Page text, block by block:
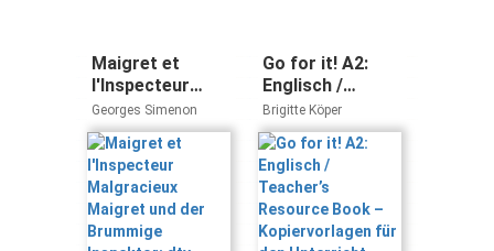
Maigret et
l'Inspecteur
Malgracieux
Maigret und der
Brummige
Inspektor: dtv
zweisprachig für
Könner –
Französisch
Georges Simenon
Go for it! A2:
Englisch /
Teacher’s
Resource Book
–
Kopiervorlagen
für den
Unterricht
Brigitte Köper